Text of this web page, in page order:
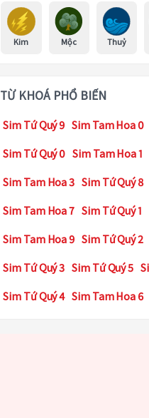
Kim Mộc Thuỷ
TỪ KHOÁ PHỔ BIẾN
Sim Tứ Quý 9 Sim Tam Hoa 0
Sim Tứ Quý 0 Sim Tam Hoa 1
Sim Tam Hoa 3 Sim Tứ Quý 8
Sim Tam Hoa 7 Sim Tứ Quý 1
Sim Tam Hoa 9 Sim Tứ Quý 2
Sim Tứ Quý 3 Sim Tứ Quý 5
Sim Tứ Quý 4 Sim Tam Hoa 6